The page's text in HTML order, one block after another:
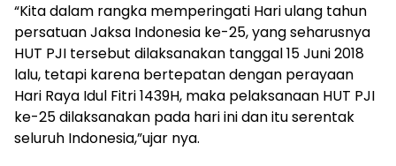
“Kita dalam rangka memperingati Hari ulang tahun
persatuan Jaksa Indonesia ke-25, yang seharusnya
HUT PJI tersebut dilaksanakan tanggal 15 Juni 2018
lalu, tetapi karena bertepatan dengan perayaan
Hari Raya Idul Fitri 1439H, maka pelaksanaan HUT PJI
ke-25 dilaksanakan pada hari ini dan itu serentak
seluruh Indonesia,”ujar nya.